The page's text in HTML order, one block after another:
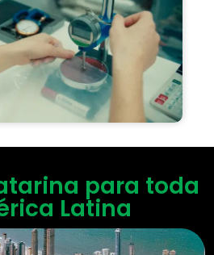
para toda
Latina